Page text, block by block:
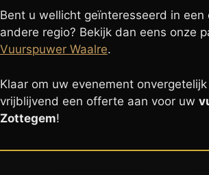
Bent u wellicht geïnteresseerd in een
andere regio? Bekijk dan eens onze
Vuurspuwer Waalre.
Klaar om uw evenement
vrijblijvend een offerte aan voor uw
Zottegem!